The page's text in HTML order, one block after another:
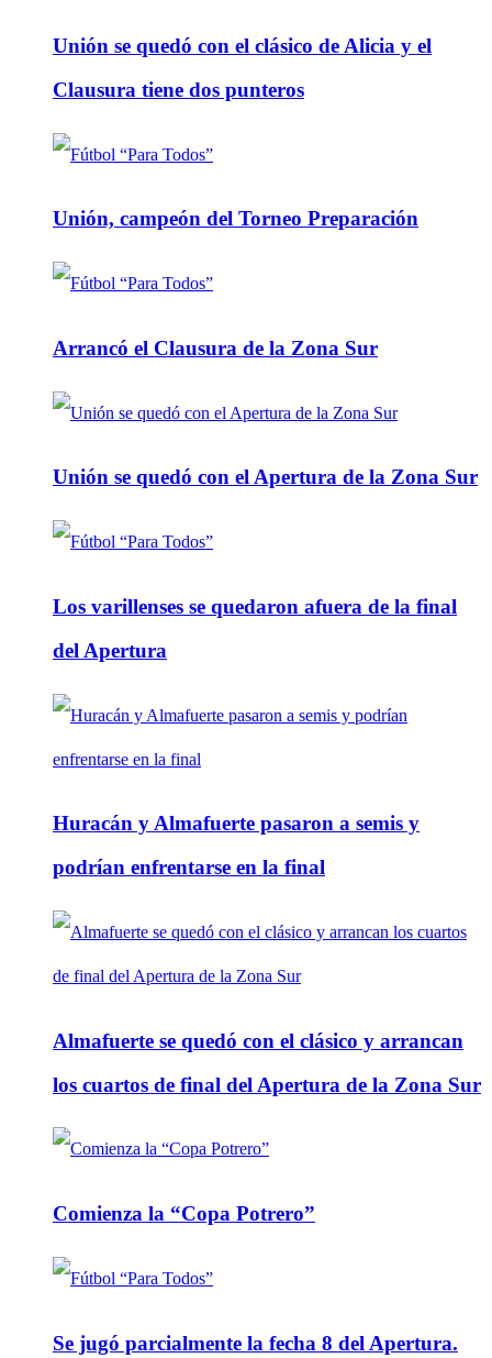
Unión se quedó con el clásico de Alicia y el
Clausura tiene dos punteros
Unión, campeón del Torneo Preparación
Arrancó el Clausura de la Zona Sur
Unión se quedó con el Apertura de la Zona Sur
Los varillenses se quedaron afuera de la final
del Apertura
Huracán y Almafuerte pasaron a semis y
podrían enfrentarse en la final
Almafuerte se quedó con el clásico y arrancan
los cuartos de final del Apertura de la Zona Sur
Comienza la “Copa Potrero”
Se jugó parcialmente la fecha 8 del Apertura.